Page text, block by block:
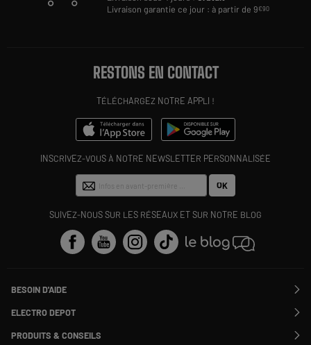
Livraison garantie ce jour : à partir de 9€90
RESTONS EN CONTACT
TÉLÉCHARGEZ NOTRE APPLI !
INSCRIVEZ-VOUS À NOTRE NEWSLETTER PERSONNALISÉE
OK
SUIVEZ-NOUS SUR LES RÉSEAUX ET SUR NOTRE BLOG
BESOIN D'AIDE
Suivre ma commande
Modifier ou annuler ma commande
SAV
ELECTRO DEPOT
PRODUITS & CONSEILS